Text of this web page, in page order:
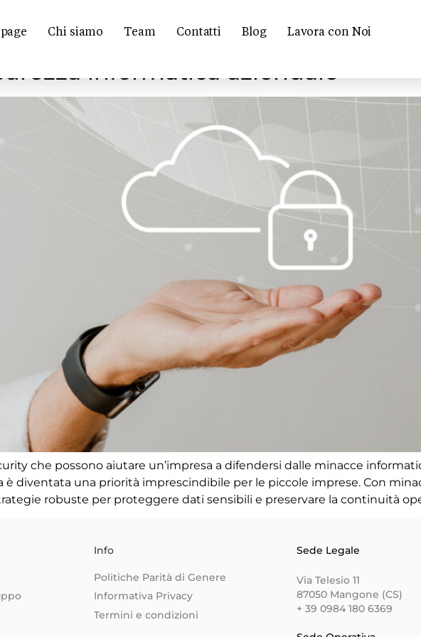
Chi siamo Team Contatti Blog Lavora con Noi
informatica aziendale
che possono aiutare un’impresa a difendersi dalle minacce
è diventata una priorità imprescindibile per le piccole imprese. Con
robuste per proteggere dati sensibili e preservare la continuità
Info
Politiche Parità di Genere
Informativa Privacy
Termini e condizioni
Sede Legale
Via Telesio 11
87050 Mangone (CS)
+ 39 0984 180 6369